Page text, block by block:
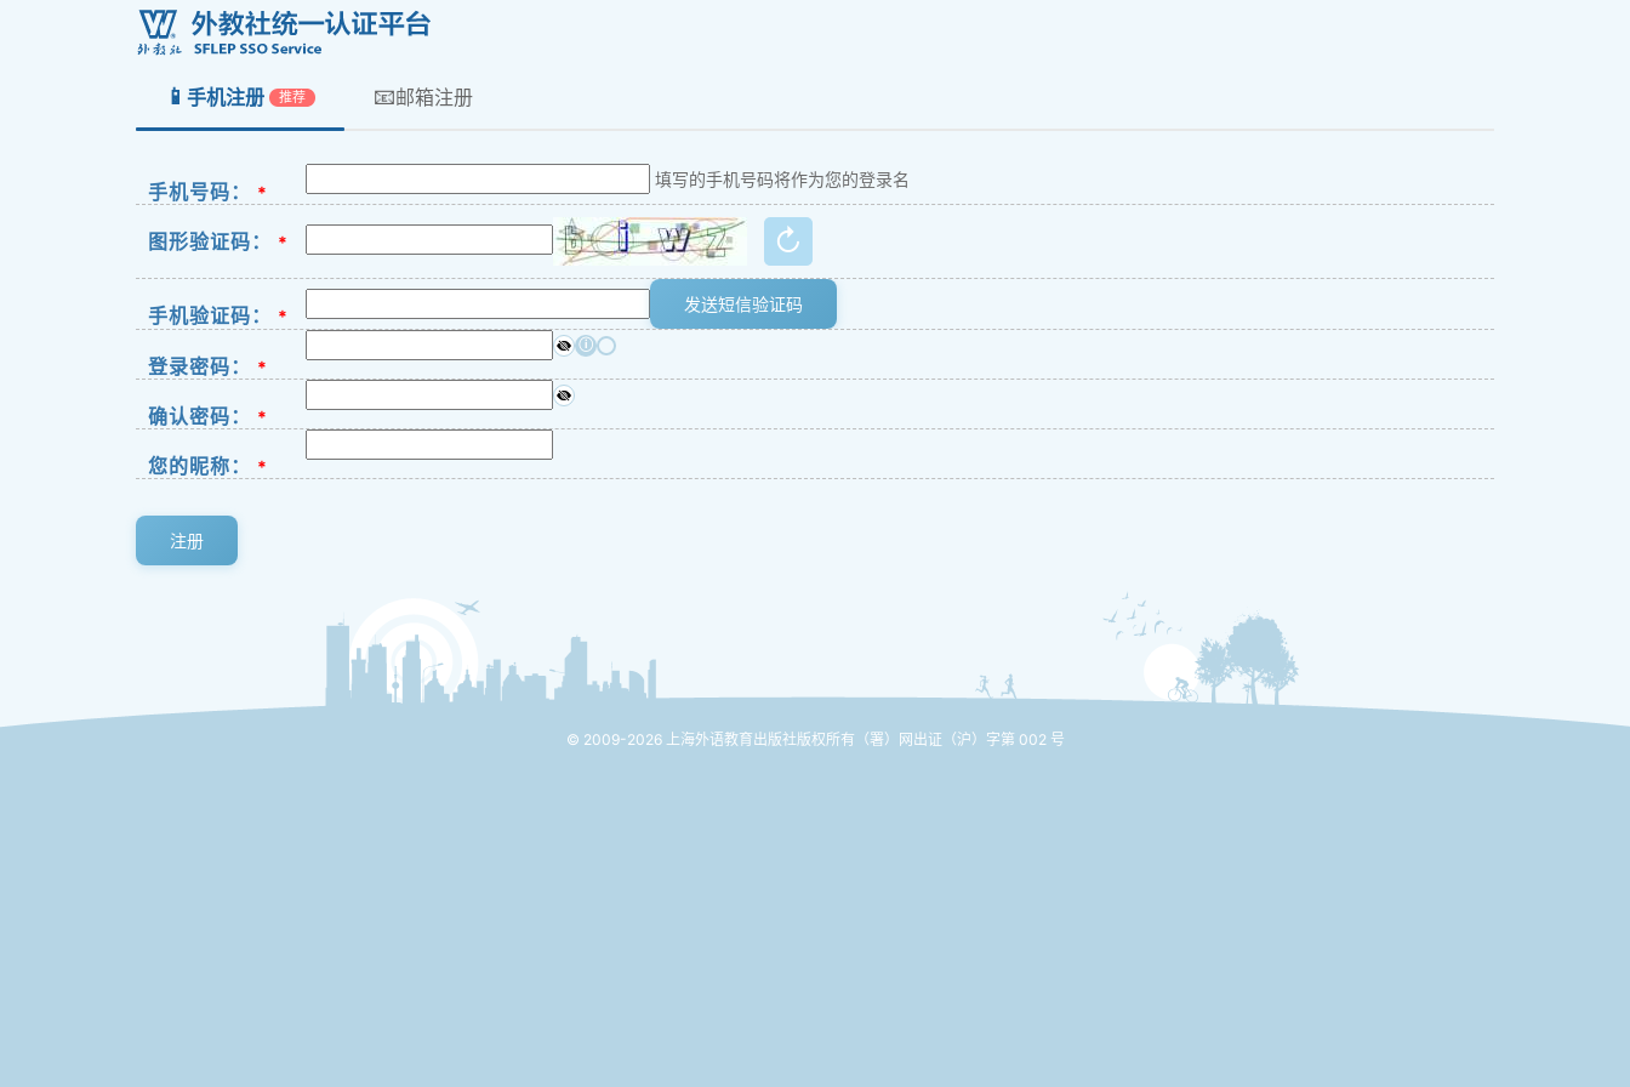
📱 手机注册 推荐 📧邮箱注册
手机号码： *
填写的手机号码将作为您的登录名
图形验证码： * ↻
手机验证码： *
发送短信验证码
登录密码： *
ⓘ
确认密码： *
您的昵称： *
注册
© 2009-2026 上海外语教育出版社版权所有 （署）网出证（沪）字第 002 号